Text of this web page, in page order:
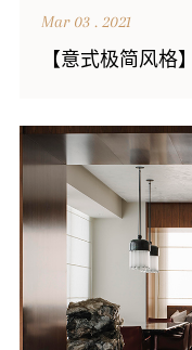
Mar 03 . 2021
【意式极简风格